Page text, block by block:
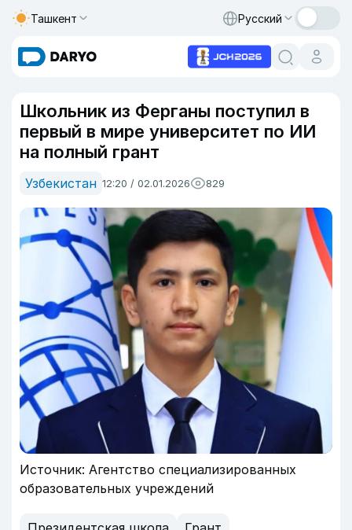
Ташкент Русский
Школьник из Ферганы поступил в
первый в мире университет по ИИ
на полный грант
Узбекистан 12:20 / 02.01.2026 829
Источник: Агентство специализированных
образовательных учреждений